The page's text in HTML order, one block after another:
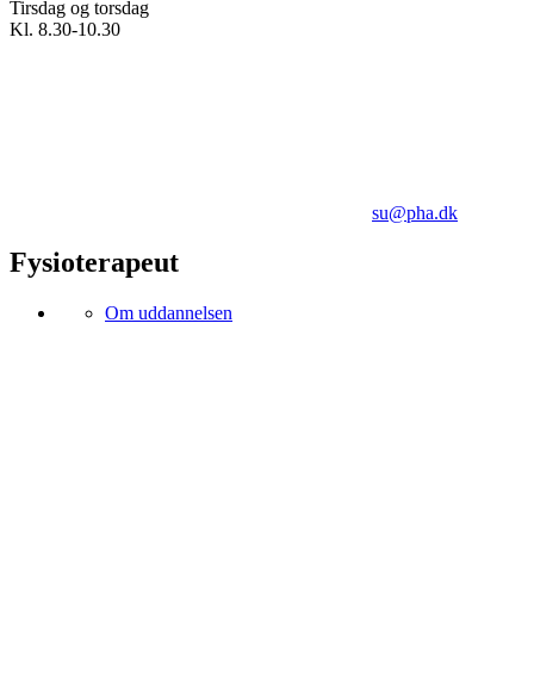
Tirsdag og torsdag
Kl. 8.30-10.30
su@pha.dk
Fysioterapeut
Om uddannelsen